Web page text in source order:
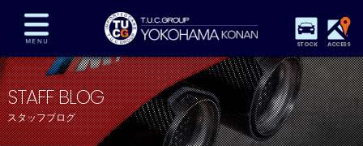
STOCK ACCESS
在庫車両情報 保証&サービス パーツリスト
TUCとは？ 店舗情報 アクセスマップ
全国納車 特別作業 注文販売
STAFF BLOG
スタッフブログ